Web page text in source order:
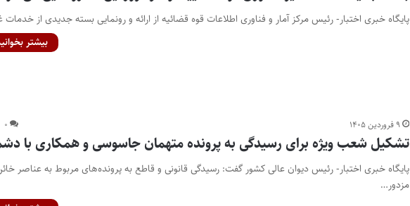
پایگاه خبری اختبار- رئیس مرکز آمار و فناوری اطلاعات قوه قضائیه از ارائه و رونمایی بسته جدیدی از خدمات
بیشتر
۹ فروردین ۱۴۰۵ ۰
تشکیل شعب ویژه برای رسیدگی به پرونده متهمان جاسوسی و همکاری با
پایگاه خبری اختبار- رئیس دیوان عالی کشور گفت: رسیدگی قانونی و قاطع به پرونده‌های مربوط به عناصر
مزدور…